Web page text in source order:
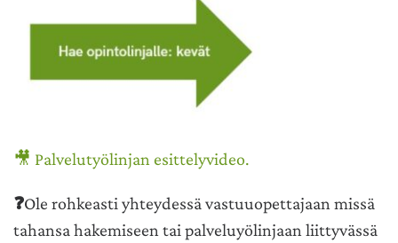
🎥 Palvelutyölinjan esittelyvideo.
❓Ole rohkeasti yhteydessä vastuuopettajaan missä
tahansa hakemiseen tai palveluyölinjaan liittyvässä